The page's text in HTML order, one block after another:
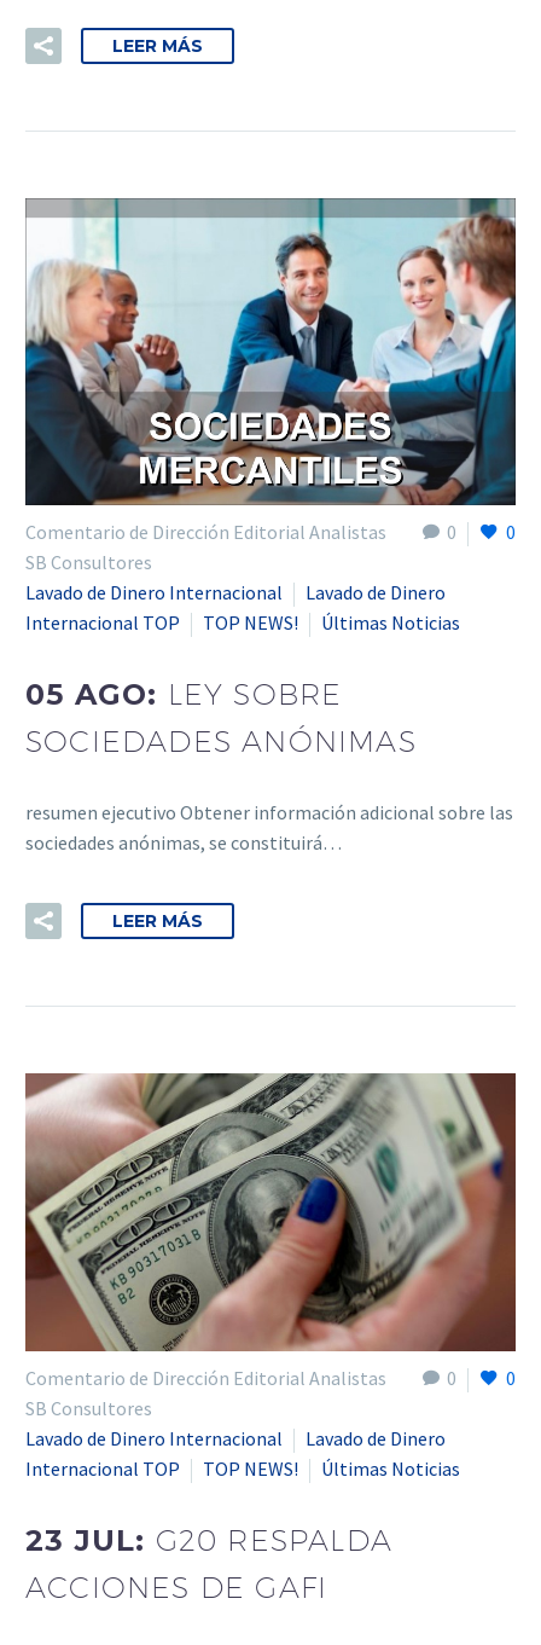
LEER MÁS
0 0
Comentario de Dirección Editorial Analistas
SB Consultores
Lavado de Dinero Internacional
Lavado de Dinero
Internacional TOP
TOP NEWS! Últimas Noticias
05 AGO: LEY SOBRE
SOCIEDADES ANÓNIMAS
resumen ejecutivo Obtener información adicional sobre las
sociedades anónimas, se constituirá…
LEER MÁS
0 0
Comentario de Dirección Editorial Analistas
SB Consultores
Lavado de Dinero Internacional
Lavado de Dinero
Internacional TOP
TOP NEWS! Últimas Noticias
23 JUL: G20 RESPALDA
ACCIONES DE GAFI